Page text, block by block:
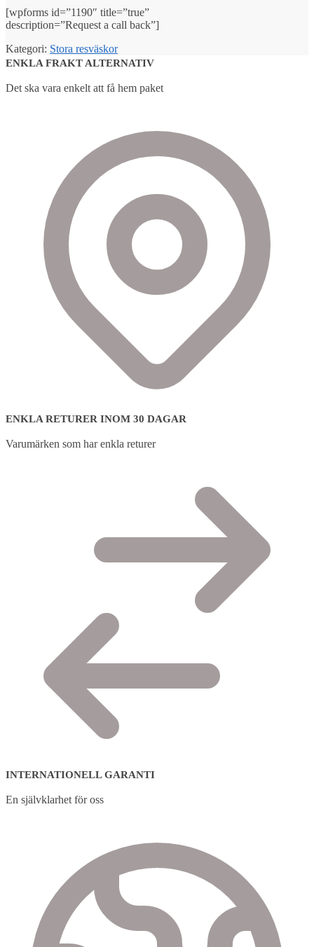
[wpforms id=”1190″ title=”true”
description=”Request a call back”]
Kategori: Stora resväskor
ENKLA FRAKT ALTERNATIV
Det ska vara enkelt att få hem paket
ENKLA RETURER INOM 30 DAGAR
Varumärken som har enkla returer
INTERNATIONELL GARANTI
En självklarhet för oss